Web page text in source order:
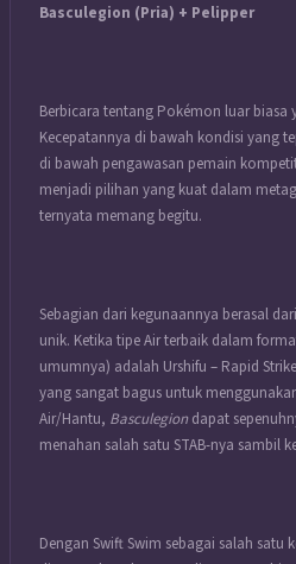
Basculegion (Pria) + Pelipper
Berbicara tentang Pokémon luar
Kecepatannya di bawah kondisi yang
di bawah pengawasan pemain
menjadi pilihan yang kuat dalam
ternyata memang begitu.
Sebagian dari kegunaannya berasal
unik. Ketika tipe Air terbaik dalam
umumnya) adalah Urshifu – Rapid
yang sangat bagus untuk
Air/Hantu, Basculegion dapat
menahan salah satu STAB-nya sambil
Dengan Swift Swim sebagai salah